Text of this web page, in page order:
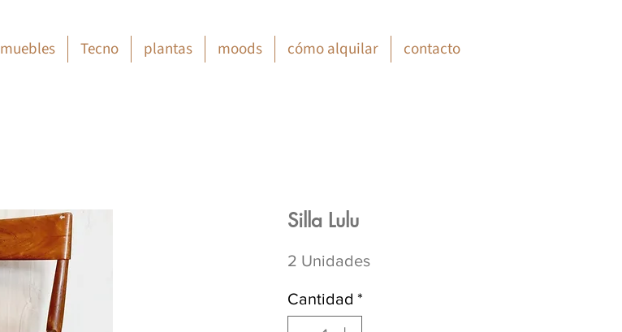
muebles Tecno plantas moods cómo alquilar contacto
Silla Lulu
2 Unidades
Cantidad *